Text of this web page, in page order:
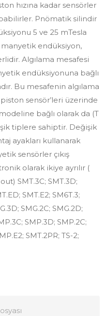
hızına kadar sensörler
Pnömatik silindir
5 ve 25 mTesla
manyetik endüksiyon,
Algılama mesafesi
endüksiyonuna bağlı
Bu mesafenin algılama
sensör’leri üzerinde
bağlı olarak da (T
tiplere sahiptir. Değişik
ayakları kullanarak
sensörler çıkış
olarak ikiye ayrılır (
SMT.3C; SMT.3D;
SMT.E2; SM6T.3;
SMG.2C; SMG.2D;
SMP.3D; SMP.2C;
SMT.2PR; TS-2;